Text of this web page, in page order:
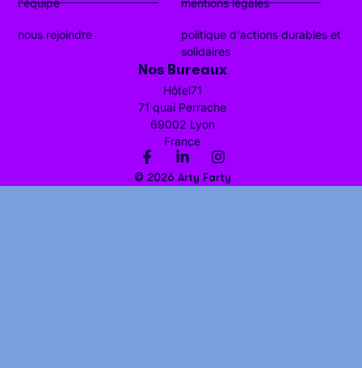
nous rejoindre
politique d'actions durables et
solidaires
Nos Bureaux
Hôtel71
71 quai Perrache
69002 Lyon
France
© 2026 Arty Farty